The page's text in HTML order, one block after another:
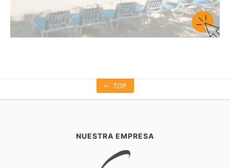
TOP
NUESTRA EMPRESA